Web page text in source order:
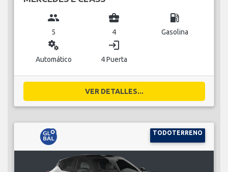
group
5
business_center
4
local_gas_station
Gasolina
miscellaneous_services
Automático
login
4 Puerta
VER DETALLES...
TODOTERRENO